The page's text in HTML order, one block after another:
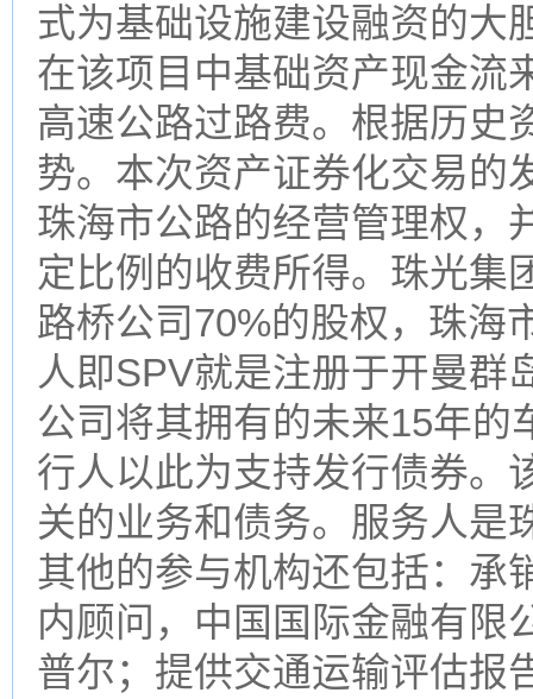
式为基础设施建设融资的大
在该项目中基础资产现金流
高速公路过路费。根据历史
势。本次资产证券化交易的
珠海市公路的经营管理权，
定比例的收费所得。珠光集
路桥公司70%的股权，珠海
人即SPV就是注册于开曼群
公司将其拥有的未来15年的
行人以此为支持发行债券。
关的业务和债务。服务人是
其他的参与机构还包括：承
内顾问，中国国际金融有限
普尔；提供交通运输评估报